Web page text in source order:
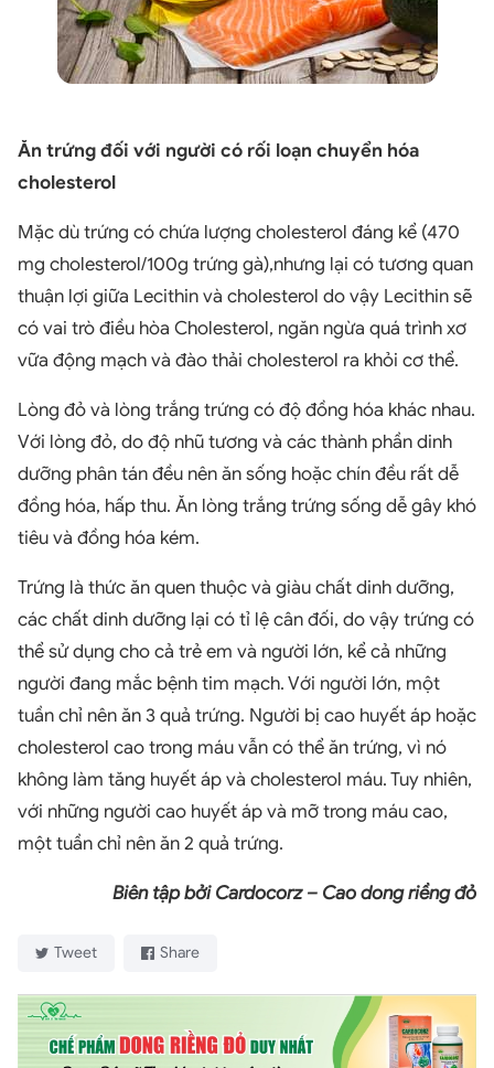
Ăn trứng đối với người có rối loạn chuyển hóa
cholesterol
Mặc dù trứng có chứa lượng cholesterol đáng kể (470
mg cholesterol/100g trứng gà),nhưng lại có tương quan
thuận lợi giữa Lecithin và cholesterol do vậy Lecithin sẽ
có vai trò điều hòa Cholesterol, ngăn ngừa quá trình xơ
vữa động mạch và đào thải cholesterol ra khỏi cơ thể.
Lòng đỏ và lòng trắng trứng có độ đồng hóa khác nhau.
Với lòng đỏ, do độ nhũ tương và các thành phần dinh
dưỡng phân tán đều nên ăn sống hoặc chín đều rất dễ
đồng hóa, hấp thu. Ăn lòng trắng trứng sống dễ gây khó
tiêu và đồng hóa kém.
Trứng là thức ăn quen thuộc và giàu chất dinh dưỡng,
các chất dinh dưỡng lại có tỉ lệ cân đối, do vậy trứng có
thể sử dụng cho cả trẻ em và người lớn, kể cả những
người đang mắc bệnh tim mạch. Với người lớn, một
tuần chỉ nên ăn 3 quả trứng. Người bị cao huyết áp hoặc
cholesterol cao trong máu vẫn có thể ăn trứng, vì nó
không làm tăng huyết áp và cholesterol máu. Tuy nhiên,
với những người cao huyết áp và mỡ trong máu cao,
một tuần chỉ nên ăn 2 quả trứng.
Biên tập bởi Cardocorz – Cao dong riềng đỏ
Tweet Share